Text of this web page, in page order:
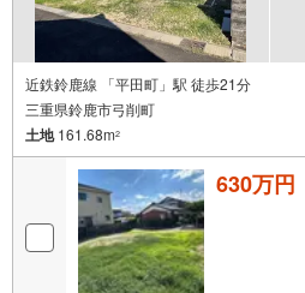
近鉄鈴鹿線 「平田町」駅 徒歩21分
三重県鈴鹿市弓削町
土地161.68m2
630万円